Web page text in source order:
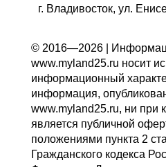
г. Владивосток, ул.
© 2016—2026 |
www.myland25.ru носит
информационный
информация,
www.myland25.ru, ни при
является публичной
положениями пункта 2
Гражданского кодекса